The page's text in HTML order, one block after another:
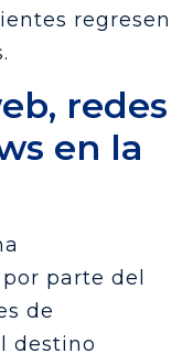
regresen
redes
en la
parte del
de
destino